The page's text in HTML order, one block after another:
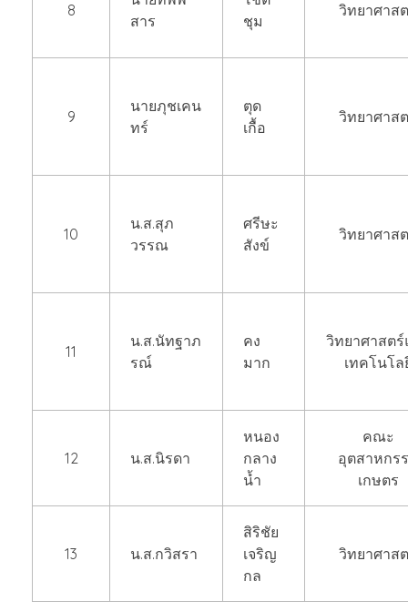
8
สาร
ชุม
วิทยาศาส
9
นายภุชเคน
ทร์
ตุด
เกื้อ
วิทยาศาส
10
น.ส.สุภ
วรรณ
ศรีษะ
สังข์
วิทยาศาส
11
น.ส.นัทฐาภ
รณ์
คง
มาก
วิทยาศาสตร์
เทคโนโล
12 น.ส.นิรดา
หนอง
กลาง
น้ำ
คณะ
อุตสาหกร
เกษตร
13 น.ส.กวิสรา
สิริชัย
เจริญ
กล
วิทยาศาส